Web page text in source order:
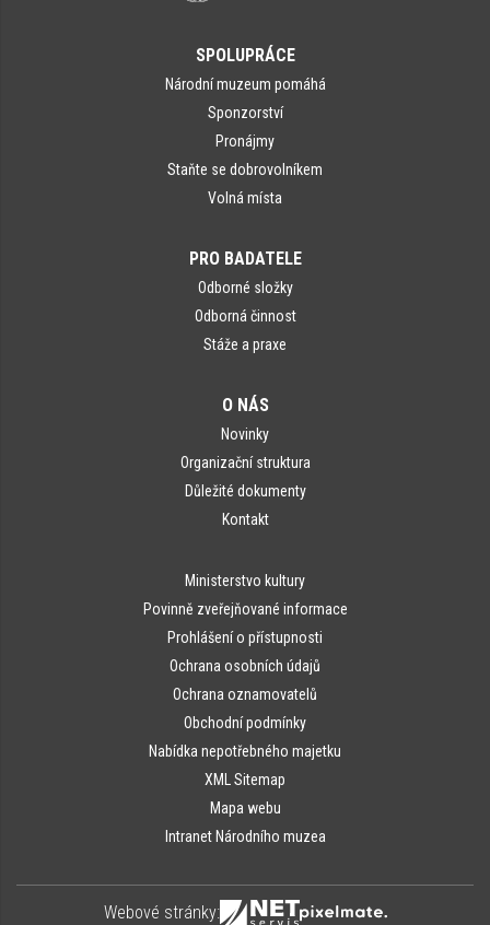
SPOLUPRÁCE
Národní muzeum pomáhá
Sponzorství
Pronájmy
Staňte se dobrovolníkem
Volná místa
PRO BADATELE
Odborné složky
Odborná činnost
Stáže a praxe
O NÁS
Novinky
Organizační struktura
Důležité dokumenty
Kontakt
Ministerstvo kultury
Povinně zveřejňované informace
Prohlášení o přístupnosti
Ochrana osobních údajů
Ochrana oznamovatelů
Obchodní podmínky
Nabídka nepotřebného majetku
XML Sitemap
Mapa webu
Intranet Národního muzea
Webové stránky: